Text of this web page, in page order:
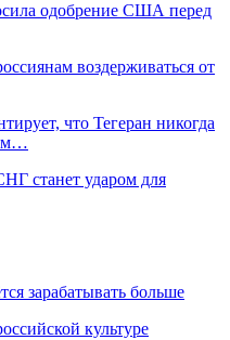
одобрение США перед
воздерживаться от
что Тегеран никогда
станет ударом для
зарабатывать больше
культуре